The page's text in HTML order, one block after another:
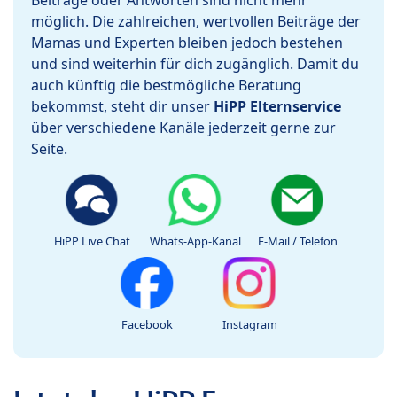
möglich. Die zahlreichen, wertvollen Beiträge der
Mamas und Experten bleiben jedoch bestehen
und sind weiterhin für dich zugänglich. Damit du
auch künftig die bestmögliche Beratung
bekommst, steht dir unser HiPP Elternservice
über verschiedene Kanäle jederzeit gerne zur
Seite.
HiPP Live Chat Whats-App-Kanal E-Mail / Telefon
Facebook Instagram